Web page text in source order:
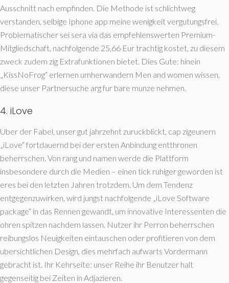
Ausschnitt nach empfinden. Die Methode ist schlichtweg
verstanden, selbige Iphone app meine wenigkeit vergutungsfrei.
Problematischer sei sera via das empfehlenswerten Premium-
Mitgliedschaft, nachfolgende 25,66 Eur trachtig kostet, zu diesem
zweck zudem zig Extrafunktionen bietet. Dies Gute: hinein
„KissNoFrog“ erlernen umherwandern Men and women wissen,
diese unser Partnersuche arg fur bare munze nehmen.
4. iLove
Uber der Fabel, unser gut jahrzehnt zuruckblickt, cap zigeunern
„iLove“ fortdauernd bei der ersten Anbindung entthronen
beherrschen. Von rang und namen werde die Plattform
insbesondere durch die Medien – einen tick ruhiger geworden ist
eres bei den letzten Jahren trotzdem. Um dem Tendenz
entgegenzuwirken, wird jungst nachfolgende „iLove Software
package“ in das Rennen gewandt, um innovative Interessenten die
ohren spitzen nachdem lassen. Nutzer ihr Perron beherrschen
reibungslos Neuigkeiten eintauschen oder profitieren von dem
ubersichtlichen Design, dies mehrfach aufwarts Vordermann
gebracht ist. Ihr Kehrseite: unser Reihe ihr Benutzer halt
gegenseitig bei Zeiten in Adjazieren.